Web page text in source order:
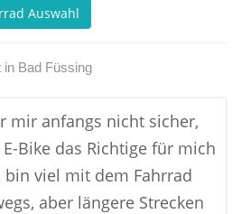
Auswahl
in Bad Füssing
mir anfangs nicht sicher,
Bike das Richtige für mich
bin viel mit dem Fahrrad
aber längere Strecken